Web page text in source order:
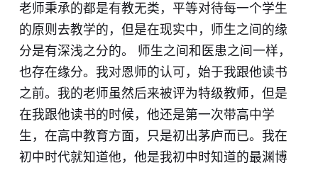
老师秉承的都是有教无类，平等对待每一个学生
的原则去教学的，但是在现实中，师生之间的缘
分是有深浅之分的。 师生之间和医患之间一样，
也存在缘分。我对恩师的认可，始于我跟他读书
之前。我的老师虽然后来被评为特级教师，但是
在我跟他读书的时候，他还是第一次带高中学
生，在高中教育方面，只是初出茅庐而已。我在
初中时代就知道他，他是我初中时知道的最渊博